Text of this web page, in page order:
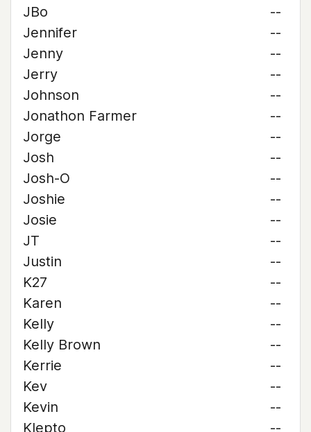
JBo
--
Jennifer
--
Jenny
--
Jerry
--
Johnson
--
Jonathon Farmer
--
Jorge
--
Josh
--
Josh-O
--
Joshie
--
Josie
--
JT
--
Justin
--
K27
--
Karen
--
Kelly
--
Kelly Brown
--
Kerrie
--
Kev
--
Kevin
--
Klepto
--